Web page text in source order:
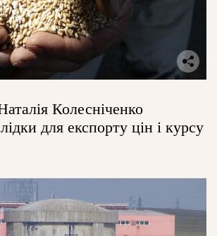
Колесніченко
для експорту цін і курсу